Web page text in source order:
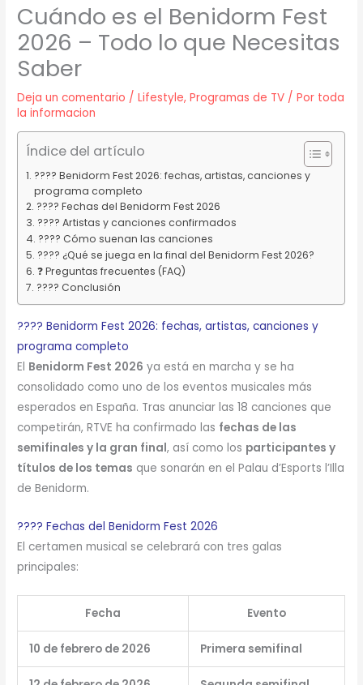
Cuándo es el Benidorm Fest
2026 – Todo lo que Necesitas
Saber
Deja un comentario /Lifestyle,Programas de TV / Por toda
la informacion
Índice del artículo
???? Benidorm Fest 2026: fechas, artistas, canciones y
programa completo
???? Fechas del Benidorm Fest 2026
???? Artistas y canciones confirmados
???? Cómo suenan las canciones
???? ¿Qué se juega en la final del Benidorm Fest 2026?
❓ Preguntas frecuentes (FAQ)
???? Conclusión
???? Benidorm Fest 2026: fechas, artistas, canciones y
programa completo
El Benidorm Fest 2026 ya está en marcha y se ha
consolidado como uno de los eventos musicales más
esperados en España. Tras anunciar las 18 canciones que
competirán, RTVE ha confirmado las fechas de las
semifinales y la gran final, así como los participantes y
títulos de los temas que sonarán en el Palau d’Esports l’Illa
de Benidorm.
???? Fechas del Benidorm Fest 2026
El certamen musical se celebrará con tres galas
principales:
Fecha Evento
10 de febrero de 2026 Primera semifinal